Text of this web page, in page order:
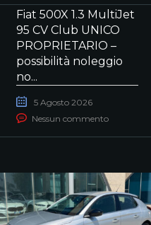
Fiat 500X 1.3 MultiJet
95 CV Club UNICO
PROPRIETARIO –
possibilità noleggio
no...
5 Agosto 2026
Nessun commento